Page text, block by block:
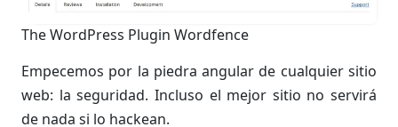
The WordPress Plugin Wordfence
Empecemos por la piedra angular de cualquier sitio
web: la seguridad. Incluso el mejor sitio no servirá
de nada si lo hackean.